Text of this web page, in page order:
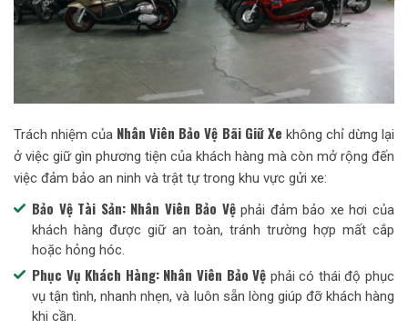
Trách nhiệm của Nhân Viên Bảo Vệ Bãi Giữ Xe không chỉ dừng lại
ở việc giữ gìn phương tiện của khách hàng mà còn mở rộng đến
việc đảm bảo an ninh và trật tự trong khu vực gửi xe:
Bảo Vệ Tài Sản: Nhân Viên Bảo Vệphải đảm bảo xe hơi của
khách hàng được giữ an toàn, tránh trường hợp mất cắp
hoặc hỏng hóc.
Phục Vụ Khách Hàng: Nhân Viên Bảo Vệ phải có thái độ phục
vụ tận tình, nhanh nhẹn, và luôn sẵn lòng giúp đỡ khách hàng
khi cần.